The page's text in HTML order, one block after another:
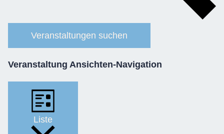
Veranstaltungen suchen
Veranstaltung Ansichten-Navigation
Liste